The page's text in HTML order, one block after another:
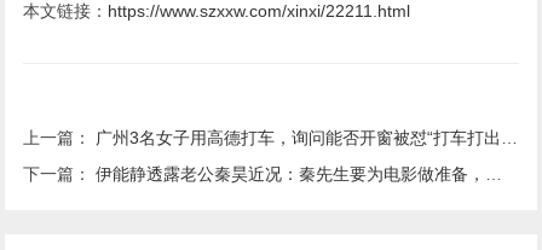
本文链接： https://www.szxxw.com/xinxi/22211.html
上一篇： 广州3名女子用高德打车，询问能否开窗被怼“打车打出优越感”，司机行驶中多次猛踩油门后刹车，平台：对司机永久封号并申请5000元抚慰金
下一篇：伊能静透露老公秦昊近况：秦先生要为电影做准备，也开始忙了